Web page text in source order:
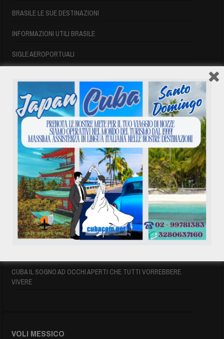
BRASILE LE SUE DESTINAZIONI
INFORMAZIONI UTILI BRASILE
SIGLE AEROPORTUALI
VOLI CUBA
VOLI CUBA LAST MINUTE
VOLI DI LINEA CUBA
AFFITTO CASE A PLAYA DEL ESTE
ASSICURAZIONE E VISTO CUBA
INFORMAZIONI UTILI
CUBA IL SOGNO AD OCCHI APERTI CHE TUTTI VORREBBERE
VIVERE
VOLI MESSICO